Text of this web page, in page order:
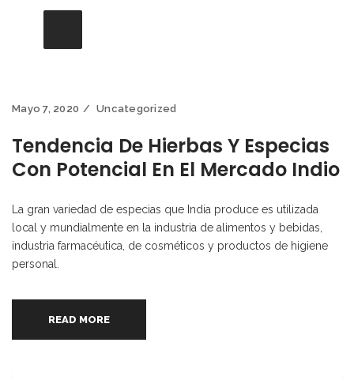
Mayo 7, 2020 Uncategorized
Tendencia De Hierbas Y Especias
Con Potencial En El Mercado Indio
La gran variedad de especias que India produce es utilizada
local y mundialmente en la industria de alimentos y bebidas,
industria farmacéutica, de cosméticos y productos de higiene
personal.
READ MORE